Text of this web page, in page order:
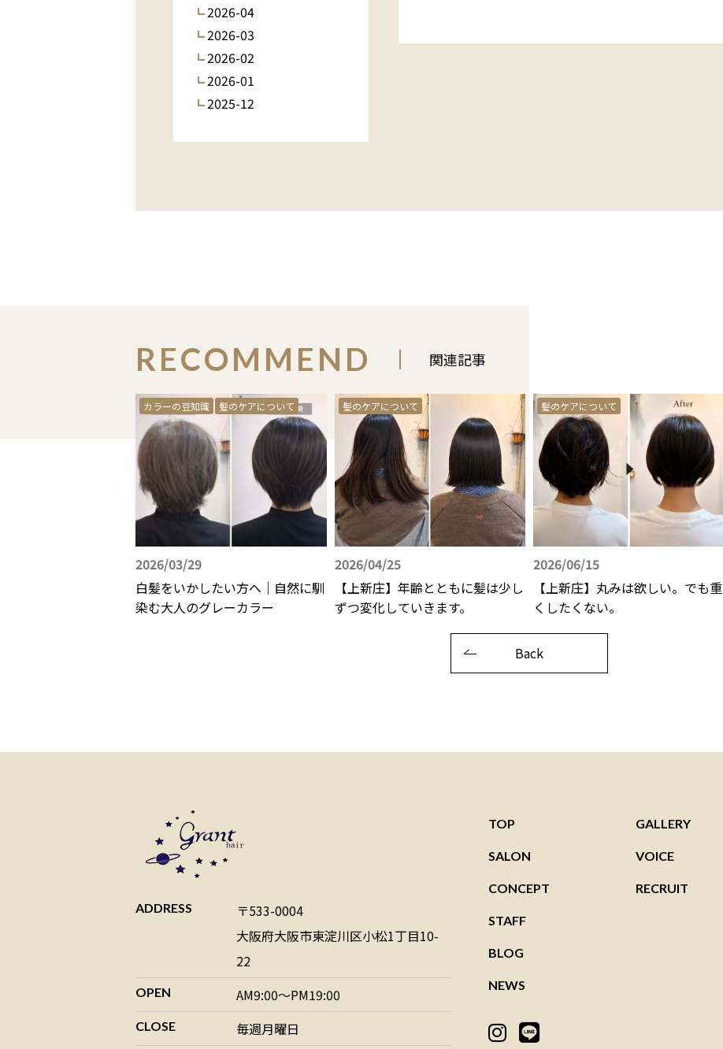
2026-04
2026-03
2026-02
2026-01
2025-12
RECOMMEND 関連記事
カラーの豆知識 髪のケアについて
2026/03/29
白髪をいかしたい方へ｜自然に馴
染む大人のグレーカラー
髪のケアについて
2026/04/25
【上新庄】年齢とともに髪は少し
ずつ変化していきます。
髪のケアについて
2026/06/15
【上新庄】丸みは欲しい。でも重
くしたくない。
Back
ADDRESS
〒533-0004
大阪府大阪市東淀川区小松1丁目10-
22
OPEN AM9:00～PM19:00
CLOSE 毎週月曜日
TOP
SALON
CONCEPT
STAFF
BLOG
NEWS
GALLERY
VOICE
RECRUIT